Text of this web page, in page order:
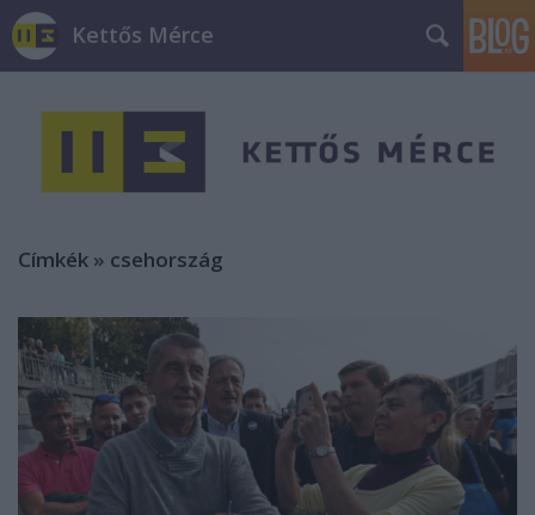
Kettős Mérce
Címkék » csehország